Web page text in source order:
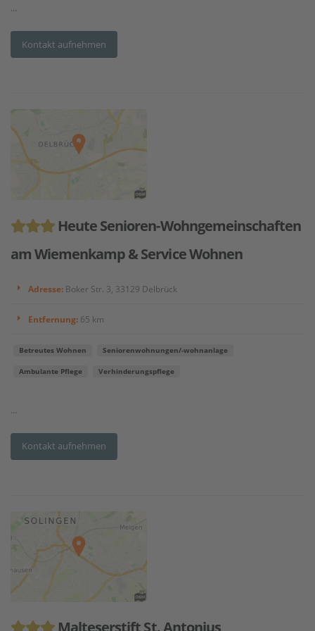
...
Kontakt aufnehmen
Heute Senioren-Wohngemeinschaften
am Wiemenkamp & Service Wohnen
Adresse: Boker Str. 3, 33129 Delbrück
Entfernung: 65 km
Betreutes Wohnen Seniorenwohnungen/-wohnanlage
Ambulante Pflege Verhinderungspflege
...
Kontakt aufnehmen